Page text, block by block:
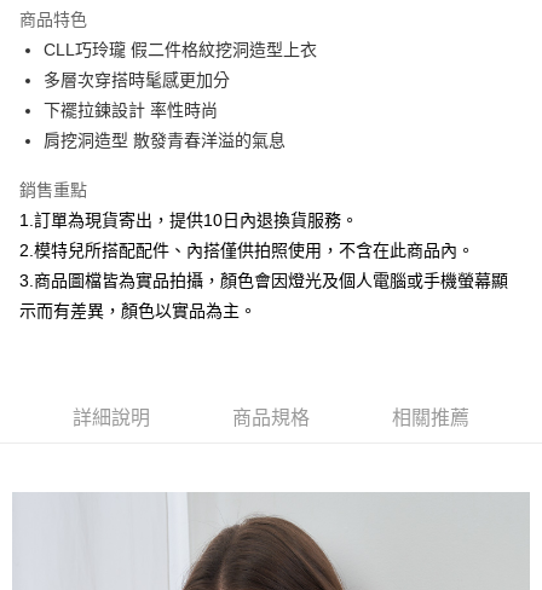
合作金庫商業銀行
華南商業銀行
彰化商業銀行
上海商業儲蓄銀行
國泰世華商業銀行
臺灣中小企業銀行
聯邦商業銀行
元大商業銀行
永豐商業銀行
台新國際商業銀行
中國信託商業銀行
台灣樂天信用卡公司
超商取貨付款
LINE Pay
Apple Pay
悠遊付
Google Pay
全盈+PAY
【大哥付你分期使用說明】
1.本服務由台灣大哥大提供，台灣大哥大用戶可立即使用無須另外申請。
成交易。
3.實際核准額度、可分期數及費用金額請依後續交易確認頁面所載為準。
4.訂單成立30分鐘內，如未前往確認交易或遇審核未通過，訂單將自動取
消。如遇「轉專審核」未通過狀況，表示未達大哥付你分期系統評分，恕無
AFTEE先享後付
１．簡單：不需註冊會員、不需綁卡、不需儲值。
２．便利：只要手機號碼，簡訊認證，即可結帳。
商品特色
CLL巧玲瓏 假二件格紋挖洞造型上衣
多層次穿搭時髦感更加分
下襬拉鍊設計 率性時尚
肩挖洞造型 散發青春洋溢的氣息
銷售重點
1.訂單為現貨寄出，提供10日內退換貨服務。
2.模特兒所搭配配件、內搭僅供拍照使用，不含在此商品內。
3.商品圖檔皆為實品拍攝，顏色會因燈光及個人電腦或手機螢幕顯
示而有差異，顏色以實品為主。
詳細說明 商品規格 相關推薦